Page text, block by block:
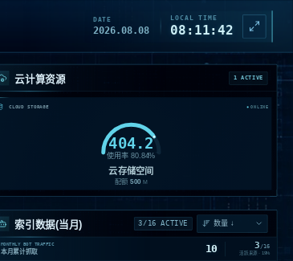
DATE
2026.08.08
LOCAL TIME
08:11:43
云计算资源 1 ACTIVE
CLOUD STORAGE ONLINE
404.2
使用率80.84%
云存储空间
配额 500 M
索引数据(当月) 3/16 ACTIVE
MONTHLY BOT TRAFFIC
本月累计抓取 10 3 /16
活跃来源 · 19%